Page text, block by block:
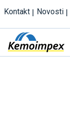
Kontakt Novosti